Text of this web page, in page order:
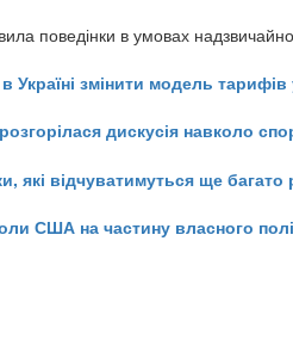
поведінки в умовах
Україні змінити модель
дискусія навколо
які відчуватимуться ще багато
США на частину власного